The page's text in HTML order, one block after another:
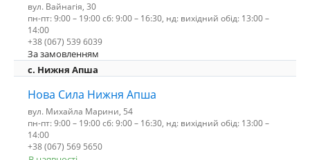
вул. Вайнагія, 30
пн-пт: 9:00 – 19:00 сб: 9:00 – 16:30, нд: вихідний обід: 13:00 –
14:00
+38 (067) 539 6039
За замовленням
с. Нижня Апша
Нова Сила Нижня Апша
вул. Михайла Марини, 54
пн-пт: 9:00 – 19:00 сб: 9:00 – 16:30, нд: вихідний обід: 13:00 –
14:00
+38 (067) 569 5650